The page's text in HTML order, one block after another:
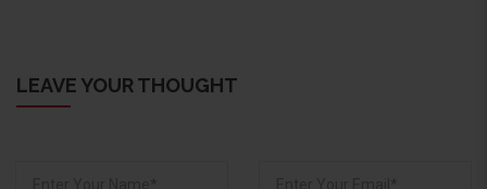
LEAVE YOUR THOUGHT